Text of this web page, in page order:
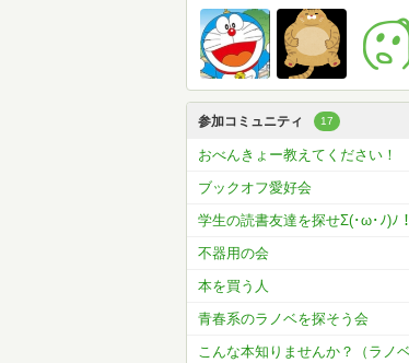
参加コミュニティ 17
おべんきょー教えてください！
ブックオフ愛好会
学生の読書友達を探せΣ(･ω･ﾉ)ﾉ！
不器用の会
本を買う人
青春系のラノベを探そう会